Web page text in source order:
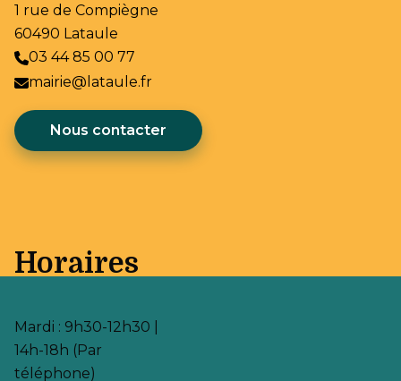
1 rue de Compiègne
60490 Lataule
03 44 85 00 77
mairie@lataule.fr
Nous contacter
Horaires
Mardi : 9h30-12h30 |
14h-18h (Par
téléphone)